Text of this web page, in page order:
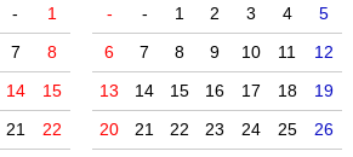
-
1
7
8
14
15
21
22
- - 1 2 3 4
5
6
7 8 9 10 11
12
13
14 15 16 17 18
19
20
21 22 23 24 25
26